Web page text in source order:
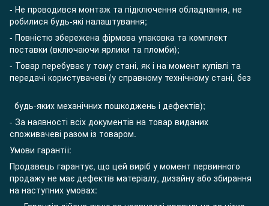
- Не проводився монтаж та підключення обладнання, не
робилися будь-які налаштування;
- Повністю збережена фірмова упаковка та комплект
поставки (включаючи ярлики та пломби);
- Товар перебуває у тому стані, як і на момент купівлі та
передачі користувачеві (у справному технічному стані, без
будь-яких механічних пошкоджень і дефектів);
- За наявності всіх документів на товар виданих
споживачеві разом із товаром.
Умови гарантії:
Продавець гарантує, що цей виріб у момент первинного
продажу не має дефектів матеріалу, дизайну або збирання
на наступних умовах: